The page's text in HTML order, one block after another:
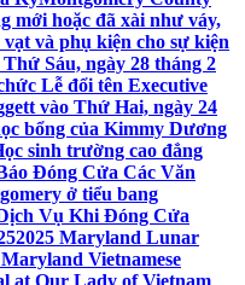
mới hoặc đã xài như váy,
vạt và phụ kiện cho sự kiện
Thứ Sáu, ngày 28 tháng 2
Lễ đổi tên Executive
vào Thứ Hai, ngày 24
bổng của Kimmy Dương
sinh trường cao đẳng
Đóng Cửa Các Văn
ở tiểu bang
Vụ Khi Đóng Cửa
2025 Maryland Lunar
Vietnamese
at Our Lady of Vietnam